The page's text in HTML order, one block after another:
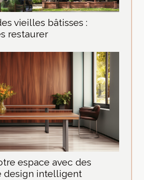
vieilles bâtisses :
restaurer
espace avec des
design intelligent